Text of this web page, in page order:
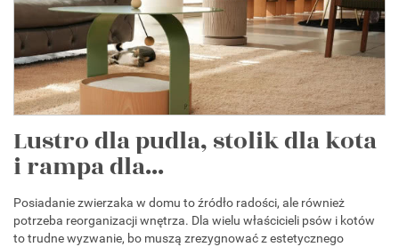
Lustro dla pudla, stolik dla kota
i rampa dla...
Posiadanie zwierzaka w domu to źródło radości, ale również
potrzeba reorganizacji wnętrza. Dla wielu właścicieli psów i kotów
to trudne wyzwanie, bo muszą zrezygnować z estetycznego